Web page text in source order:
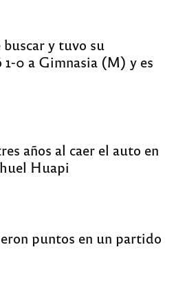
y tuvo su
1-0 a Gimnasia (M) y es
años al caer el auto en
Huapi
puntos en un partido